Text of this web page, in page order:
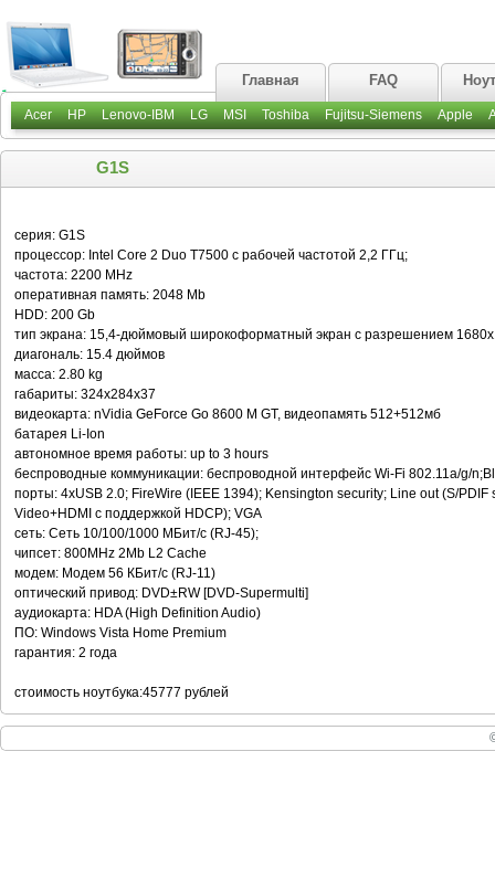
Главная FAQ
Acer HP Lenovo-IBM LG MSI Toshiba Fujitsu-Siemens Apple
G1S
серия: G1S
процессор: Intel Core 2 Duo T7500 с рабочей частотой 2,2 ГГц;
частота: 2200 MHz
оперативная память: 2048 Mb
HDD: 200 Gb
тип экрана: 15,4-дюймовый широкоформатный экран с разрешением
диагональ: 15.4 дюймов
масса: 2.80 kg
габариты: 324x284x37
видеокарта: nVidia GeForce Go 8600 M GТ, видеопамять 512+512мб
батарея Li-Ion
автономное время работы: up to 3 hours
беспроводные коммуникации: беспроводной интерфейс Wi-Fi 802.11a/g/
порты: 4xUSB 2.0; FireWire (IEEE 1394); Kensington security; Line out (S/
Video+HDMI с поддержкой HDCP); VGA
сеть: Cеть 10/100/1000 МБит/с (RJ-45);
чипсет: 800MHz 2Mb L2 Cache
модем: Модем 56 КБит/с (RJ-11)
оптический привод: DVD±RW [DVD-Supermulti]
аудиокарта: HDA (High Definition Audio)
ПО: Windows Vista Home Premium
гарантия: 2 года
стоимость ноутбука:45777 рублей